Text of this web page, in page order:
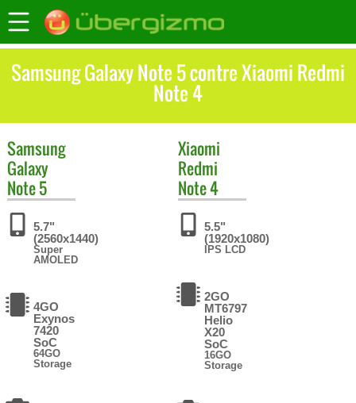
Samsung Galaxy Note 5 contre Xiaomi Redmi
Note 4
Samsung
Galaxy
Note 5
5.7"
(2560x1440)
Super
AMOLED
4GO
Exynos
7420
SoC
64GO
Storage
Xiaomi
Redmi
Note 4
5.5"
(1920x1080)
IPS LCD
2GO
MT6797
Helio
X20
SoC
16GO
Storage